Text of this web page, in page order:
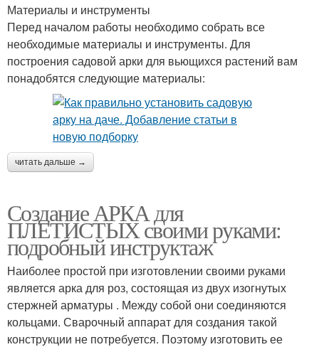
Материалы и инструменты
Перед началом работы необходимо собрать все
необходимые материалы и инструменты. Для
построения садовой арки для вьющихся растений вам
понадобятся следующие материалы:
читать дальше →
Создание АРКА для
ПЛЕТИСТЫХ своими руками:
подробный инструктаж
Наиболее простой при изготовлении своими руками
является арка для роз, состоящая из двух изогнутых
стержней арматуры . Между собой они соединяются
кольцами. Сварочный аппарат для создания такой
конструкции не потребуется. Поэтому изготовить ее